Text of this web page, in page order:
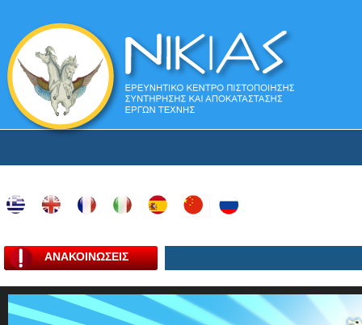
ΑΝΑΚΟΙΝΩΣΕΙΣ